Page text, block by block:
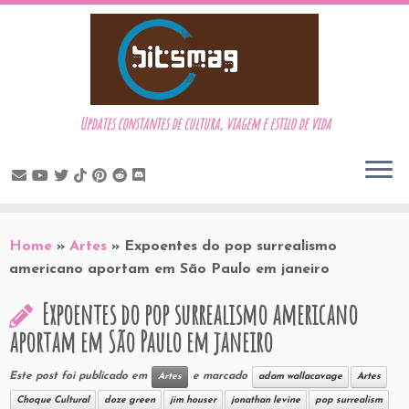
to
content
Updates constantes de cultura, viagem e estilo de vida
Home » Artes » Expoentes do pop surrealismo
americano aportam em São Paulo em janeiro
Expoentes do pop surrealismo americano
aportam em São Paulo em janeiro
Este post foi publicado em Artes e marcado adam wallacavage Artes
Choque Cultural doze green jim houser jonathan levine pop surrealism